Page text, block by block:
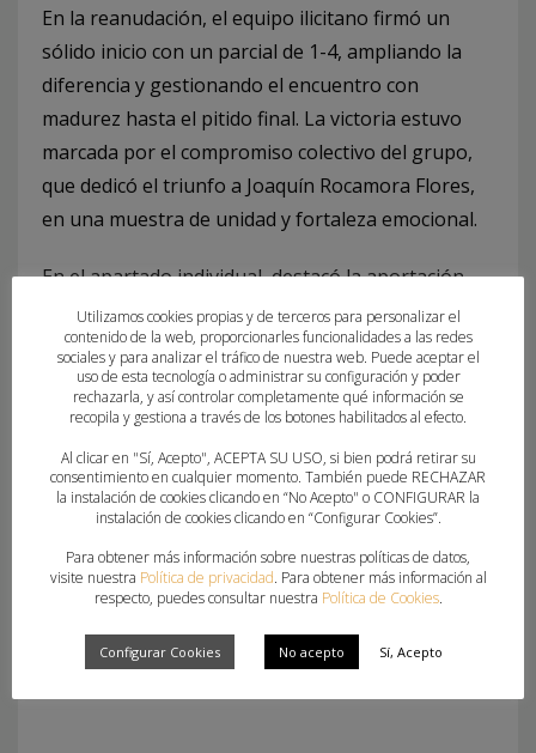
En la reanudación, el equipo ilicitano firmó un
sólido inicio con un parcial de 1-4, ampliando la
diferencia y gestionando el encuentro con
madurez hasta el pitido final. La victoria estuvo
marcada por el compromiso colectivo del grupo,
que dedicó el triunfo a Joaquín Rocamora Flores,
en una muestra de unidad y fortaleza emocional.
En el apartado individual, destacó la aportación
ofensiva de Carmen Figueiredo, clave en los
primeros compases del partido, así como la
actuación de Nicole Morales bajo palos,
fundamental para sostener la ventaja en los
El partido de vuelta se disputará el sábado 24 de
enero de 2026, a las 20:00 horas, en el Pabellón
Esperanza Lag de Elche, donde el Atticgo BM Elche
defenderá la renta obtenida con el objetivo de
certificar su clasificación para los cuartos de final
de la EHF European Cup 2025/2026.
Utilizamos cookies propias y de terceros para personalizar el
contenido de la web, proporcionarles funcionalidades a las redes
sociales y para analizar el tráfico de nuestra web. Puede aceptar el
uso de esta tecnología o administrar su configuración y poder
rechazarla, y así controlar completamente qué información se
recopila y gestiona a través de los botones habilitados al efecto.
Al clicar en "Sí, Acepto", ACEPTA SU USO, si bien podrá retirar su
consentimiento en cualquier momento. También puede RECHAZAR
la instalación de cookies clicando en “No Acepto" o CONFIGURAR la
instalación de cookies clicando en “Configurar Cookies”.
Para obtener más información sobre nuestras políticas de datos,
visite nuestra Política de privacidad. Para obtener más información al
respecto, puedes consultar nuestra Política de Cookies.
Configurar Cookies No acepto Sí, Acepto